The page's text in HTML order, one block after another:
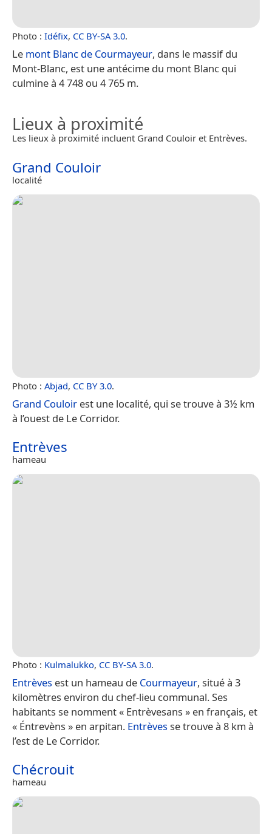
Photo : Idéfix, CC BY-SA 3.0.
Le mont Blanc de Courmayeur, dans le massif du
Mont-Blanc, est une antécime du mont Blanc qui
culmine à 4 748 ou 4 765 m.
Lieux à proximité
Les lieux à proximité incluent Grand Couloir et Entrèves.
Grand Couloir
localité
Photo : Abjad, CC BY 3.0.
Grand Couloir est une localité, qui se trouve à 3½ km
à l’ouest de Le Corridor.
Entrèves
hameau
Photo : Kulmalukko, CC BY-SA 3.0.
Entrèves est un hameau de Courmayeur, situé à 3
kilomètres environ du chef-lieu communal. Ses
habitants se nomment « Entrèvesans » en français, et
« Éntrevèns » en arpitan. Entrèvesse trouve à 8 km à
l’est de Le Corridor.
Chécrouit
hameau